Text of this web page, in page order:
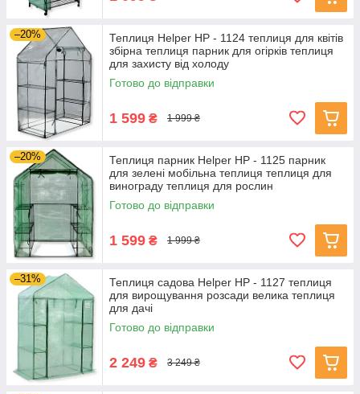
–20%
Теплиця Helper HP - 1124 теплиця для квітів
збірна теплиця парник для огірків теплиця
для захисту від холоду
Готово до відправки
1 599 ₴ 1 999 ₴
–20%
Теплиця парник Helper HP - 1125 парник
для зелені мобільна теплиця теплиця для
винограду теплиця для рослин
Готово до відправки
1 599 ₴ 1 999 ₴
–31%
Теплиця садова Helper HP - 1127 теплиця
для вирощування розсади велика теплиця
для дачі
Готово до відправки
2 249 ₴ 3 249 ₴